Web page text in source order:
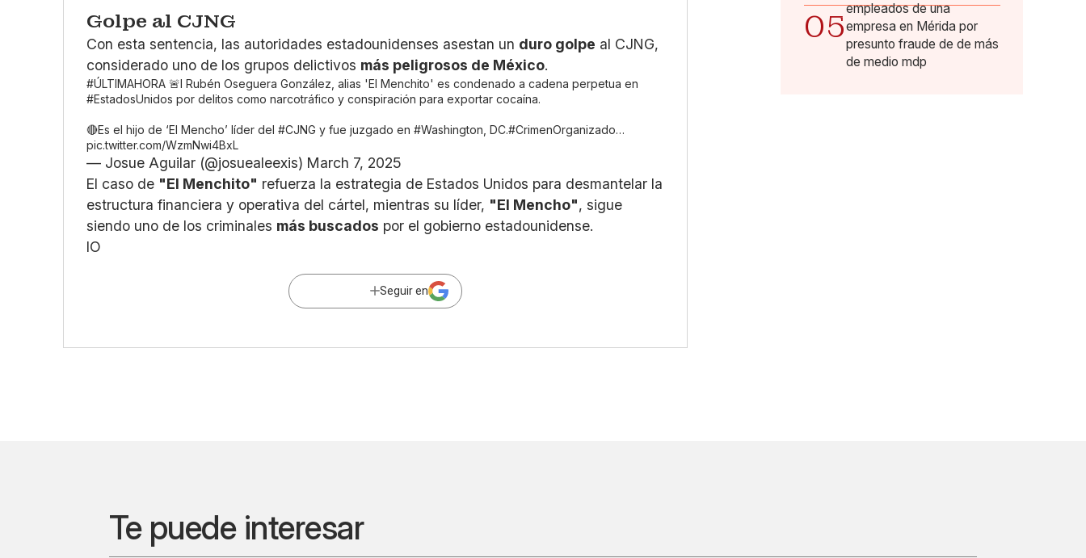
Golpe al CJNG
Con esta sentencia, las autoridades estadounidenses asestan un duro golpe al CJNG,
considerado uno de los grupos delictivos más peligrosos de México.
#ÚLTIMAHORA 🚨I Rubén Oseguera González, alias 'El Menchito' es condenado a cadena perpetua en
#EstadosUnidos por delitos como narcotráfico y conspiración para exportar cocaína.
🔴Es el hijo de ‘El Mencho’ líder del#CJNG y fue juzgado en#Washington , DC.#CrimenOrganizado…
pic.twitter.com/WzmNwi4BxL
— Josue Aguilar (@josuealeexis) March 7, 2025
El caso de "El Menchito" refuerza la estrategia de Estados Unidos para desmantelar la
estructura financiera y operativa del cártel, mientras su líder, "El Mencho", sigue
siendo uno de los criminales más buscados por el gobierno estadounidense.
IO
Seguir en
05empleados de una
empresa en Mérida por
presunto fraude de de más
de medio mdp
Te puede interesar